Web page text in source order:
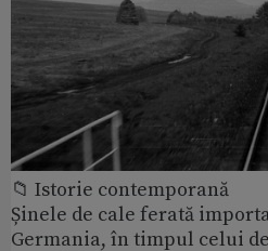
📁 Istorie contemporană
Șinele de cale ferată
Germania, în timpul celui